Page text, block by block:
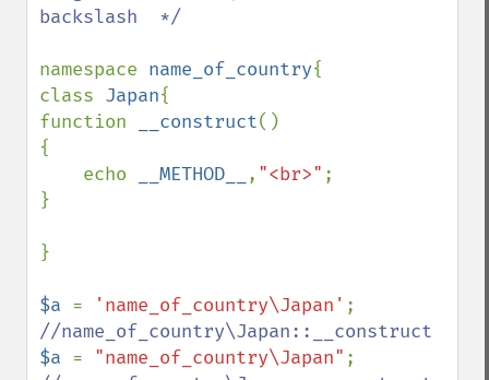
backslash  */
namespace name_of_country{
class Japan{
function
__construct()
{
    echo
__METHOD__ , "<br>" ;
}
}
$a = 'name_of_country\Japan'
$a = "name_of_country\Japan"